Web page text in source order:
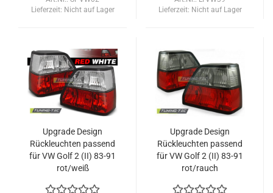
Lieferzeit: Nicht auf Lager
Lieferzeit: Nicht auf Lager
Upgrade Design
Rückleuchten passend
für VW Golf 2 (II) 83-91
rot/weiß
Upgrade Design
Rückleuchten passend
für VW Golf 2 (II) 83-91
rot/rauch